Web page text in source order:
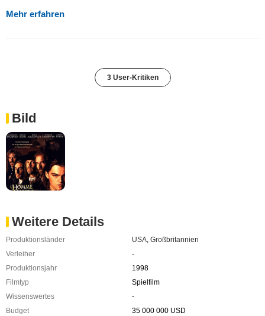
Mehr erfahren
3 User-Kritiken
Bild
Weitere Details
Produktionsländer USA, Großbritannien
Verleiher
-
Produktionsjahr
1998
Filmtyp
Spielfilm
Wissenswertes
-
Budget
35 000 000 USD